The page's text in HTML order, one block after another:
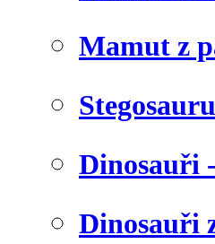
Mamut z
Dinosauři
Dinosauři